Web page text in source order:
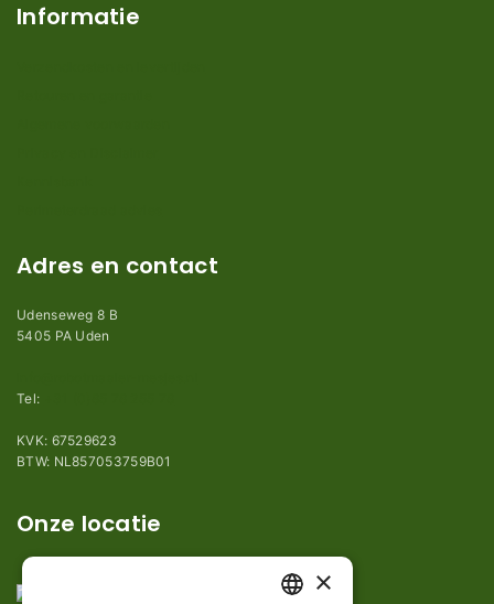
Informatie
Adres en contact
Udenseweg 8 B
5405 PA Uden
Tel:
KVK: 67529623
BTW: NL857053759B01
Onze locatie
×